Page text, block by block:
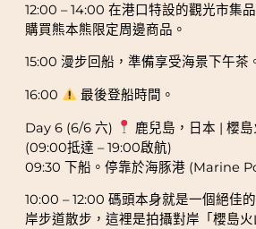
12:00 – 14:00 在港口特設的觀光市集
購買熊本熊限定周邊商品。
15:00 漫步回船，準備享受海景下午茶
16:00 最後登船時間。
Day 6 (6/6 六)
鹿兒島，日本 | 櫻
(09:00抵達 – 19:00啟航)
09:30 下船。停靠於海豚港 (Marine
10:00 – 12:00 碼頭本身就是一個絕佳
岸步道散步，這裡是拍攝對岸「櫻島